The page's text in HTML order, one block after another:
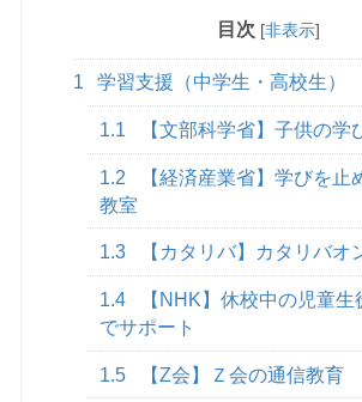
目次 [非表示]
1 学習支援（中学生・高校生）
1.1 【文部科学省】子供の学
1.2
【経済産業省】学びを止
教室
1.3 【カタリバ】カタリバオ
1.4
【NHK】休校中の児童
でサポート
1.5 【Z会】Ｚ会の通信教育